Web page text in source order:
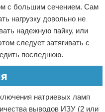
с большим сечением. Сам
нагрузку довольно не
надежную пайку, или
следует затягивать с
последнюю.
натриевых ламп
выводов ИЗУ (2 или